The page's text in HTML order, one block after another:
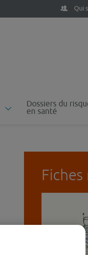
Qui
Dossiers du
en santé